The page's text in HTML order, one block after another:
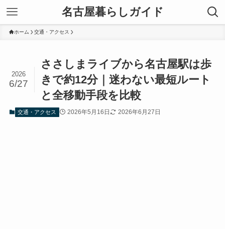
名古屋暮らしガイド
ホーム 交通・アクセス
ささしまライブから名古屋駅は歩
きで約12分｜迷わない最短ルート
と全移動手段を比較
2026
6/27
交通・アクセス 2026年5月16日 2026年6月27日